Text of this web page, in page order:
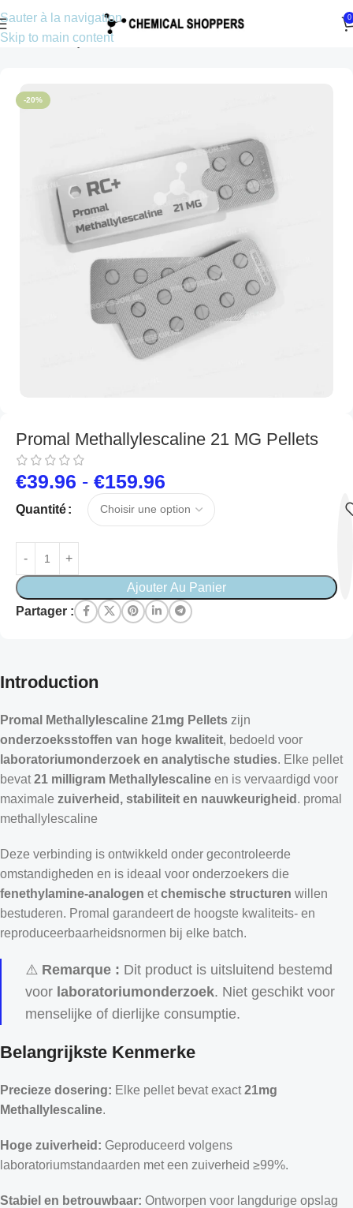
Sauter à la navigation
Skip to main content
0
Accueil Presque interdit
-20%
Promal Methallylescaline 21 MG Pellets
€39.96 - €159.96
Quantité
Ajouter Au Panier
Partager :
Introduction
Promal Methallylescaline 21mg Pellets zijn
onderzoeksstoffen van hoge kwaliteit, bedoeld voor
laboratoriumonderzoek en analytische studies. Elke pellet
bevat21 milligram Methallylescaline en is vervaardigd voor
maximale zuiverheid, stabiliteit en nauwkeurigheid . promal
methallylescaline​
Deze verbinding is ontwikkeld onder gecontroleerde
omstandigheden en is ideaal voor onderzoekers die
fenethylamine-analogen etchemische structuren willen
bestuderen. Promal garandeert de hoogste kwaliteits- en
reproduceerbaarheidsnormen bij elke batch.
⚠️ Remarque : Dit product is uitsluitend bestemd
voor laboratoriumonderzoek. Niet geschikt voor
menselijke of dierlijke consumptie.
Belangrijkste Kenmerke
Precieze dosering: Elke pellet bevat exact21mg
Methallylescaline.
Hoge zuiverheid: Geproduceerd volgens
laboratoriumstandaarden met een zuiverheid ≥99%.
Stabiel en betrouwbaar: Ontworpen voor langdurige opslag